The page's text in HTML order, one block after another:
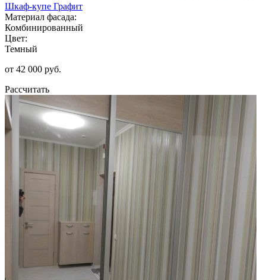
Шкаф-купе Графит
Материал фасада:
Комбинированный
Цвет:
Темный
от 42 000 руб.
Рассчитать